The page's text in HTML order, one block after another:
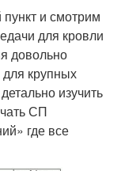
и смотрим
для кровли
довольно
крупных
изучить
СП
где все